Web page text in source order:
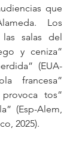
que
Los
salas del
y ceniza”
(EUA-
francesa”
provoca tos”
(Esp-Alem,
2025).